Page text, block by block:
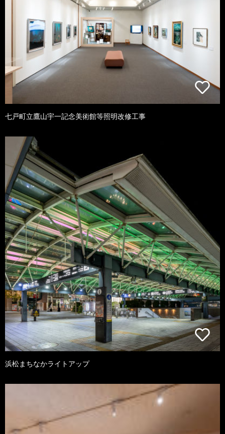
七戸町立鷹山宇一記念美術館等照明改修工事
浜松まちなかライトアップ